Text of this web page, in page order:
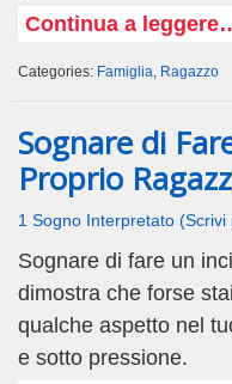
Continua a
Categories: Famiglia Ragazzo
Sognare di
Proprio
1 Sogno Interpretato (Scrivi
Sognare di fare un
dimostra che forse
qualche aspetto nel
e sotto pressione.